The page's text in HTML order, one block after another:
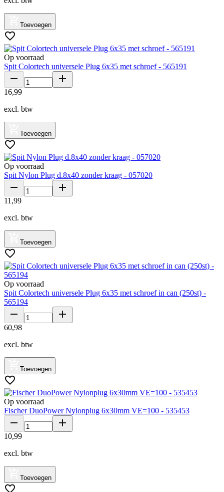
Toevoegen
Op voorraad
Spit Colortech universele Plug 6x35 met schroef - 565191
16,99
excl. btw
Toevoegen
Op voorraad
Spit Nylon Plug d.8x40 zonder kraag - 057020
11 ,99
excl. btw
Toevoegen
Op voorraad
Spit Colortech universele Plug 6x35 met schroef in can (250st) -
565194
60,98
excl. btw
Toevoegen
Op voorraad
Fischer DuoPower Nylonplug 6x30mm VE=100 - 535453
10,99
excl. btw
Toevoegen